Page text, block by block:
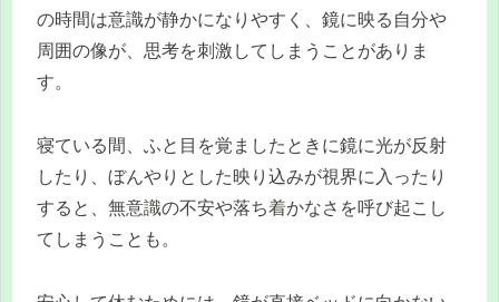
の時間は意識が静かになりやすく、鏡に映る自分や
周囲の像が、思考を刺激してしまうことがありま
す。
寝ている間、ふと目を覚ましたときに鏡に光が反射
したり、ぼんやりとした映り込みが視界に入ったり
すると、無意識の不安や落ち着かなさを呼び起こし
てしまうことも。